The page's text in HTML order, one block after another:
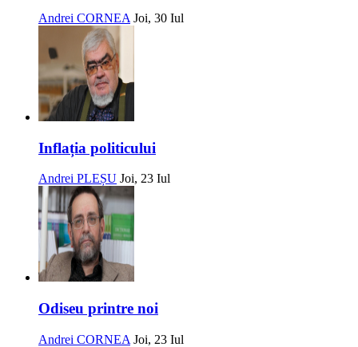
Andrei CORNEA Joi, 30 Iul
Inflația politicului
Andrei PLEȘU Joi, 23 Iul
Odiseu printre noi
Andrei CORNEA Joi, 23 Iul